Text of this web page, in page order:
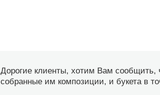
Дорогие клиенты, хотим Вам
собранные им композиции, и букета в